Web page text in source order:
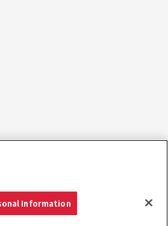
CO., LTD. All rights reserved.
Information